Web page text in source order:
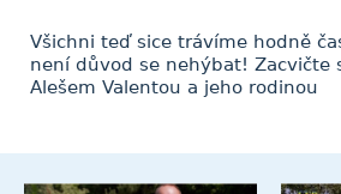
Všichni teď sice trávíme hodně
není důvod se nehýbat! Zacvičte
Alešem Valentou a jeho rodinou